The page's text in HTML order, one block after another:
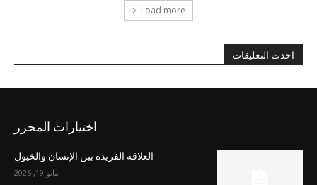
Load more
احدث التعليقات
اختيارات المحرر
العلاقة الفريدة بين الإنسان والخيول
مايو 19, 2026